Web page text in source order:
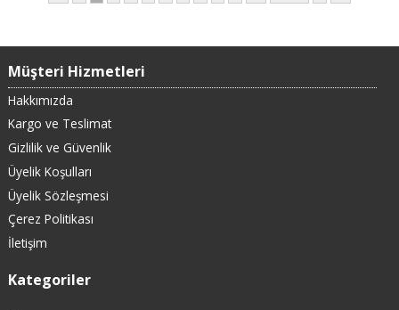
Müşteri Hizmetleri
Hakkımızda
Kargo ve Teslimat
Gizlilik ve Güvenlik
Üyelik Koşulları
Üyelik Sözleşmesi
Çerez Politikası
İletişim
Kategoriler